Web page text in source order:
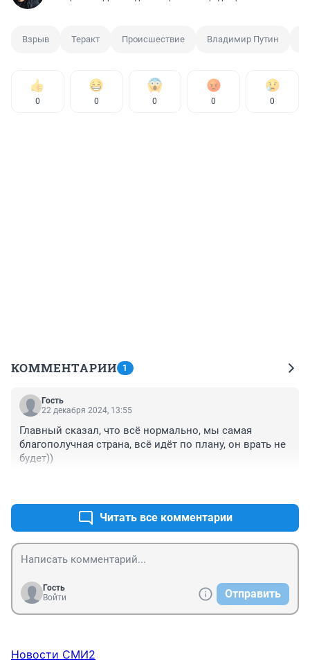
Взрыв Теракт Происшествие Владимир Путин
0 0 0 0 0
КОММЕНТАРИИ 1
Гость
22 декабря 2024, 13:55
Главный сказал, что всё нормально, мы самая
благополучная страна, всё идёт по плану, он врать не
будет))
Читать все комментарии
Гость
Войти
Отправить
Новости СМИ2